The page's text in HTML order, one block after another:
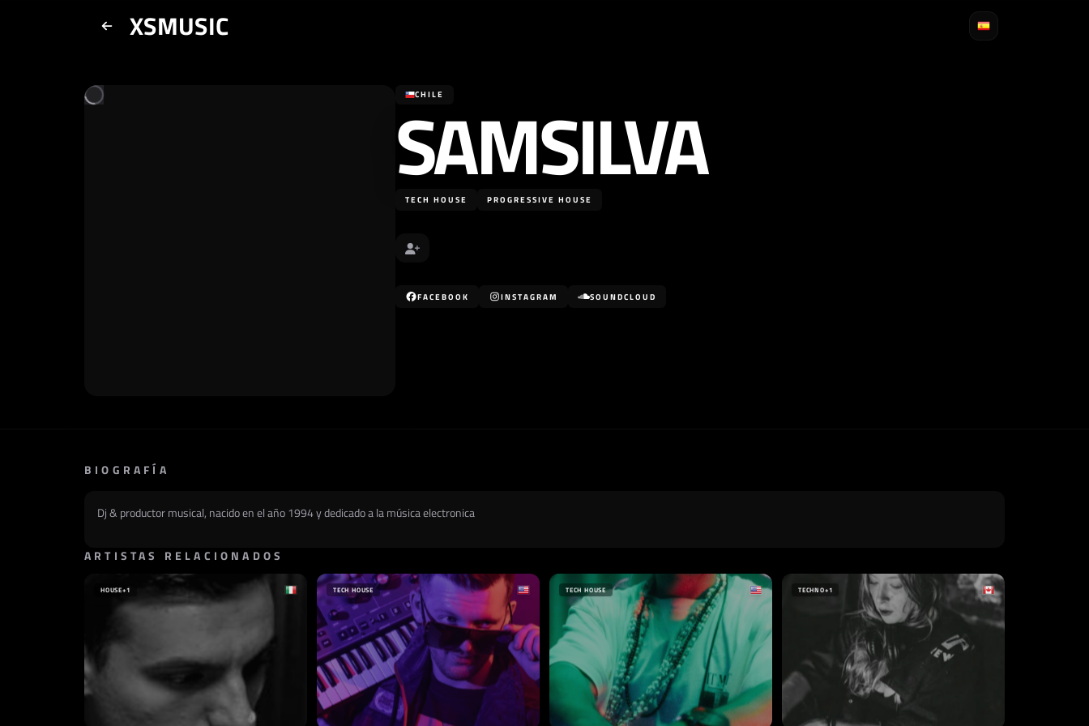
XSMUSIC
CHILE
SAMSILVA
TECH HOUSE PROGRESSIVE HOUSE
FACEBOOK INSTAGRAM SOUNDCLOUD
BIOGRAFÍA
Dj & productor musical, nacido en el año 1994 y dedicado a la música electronica
ARTISTAS RELACIONADOS
HOUSE+1 TECH HOUSE TECH HOUSE TECHNO+1